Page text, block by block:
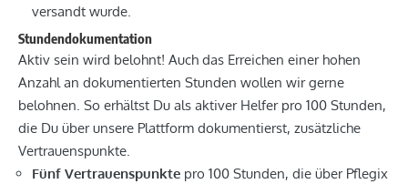
versandt wurde.
Stundendokumentation
Aktiv sein wird belohnt! Auch das Erreichen einer hohen
Anzahl an dokumentierten Stunden wollen wir gerne
belohnen. So erhältst Du als aktiver Helfer pro 100 Stunden,
die Du über unsere Plattform dokumentierst, zusätzliche
Vertrauenspunkte.
Fünf Vertrauenspunkte pro 100 Stunden, die über Pflegix